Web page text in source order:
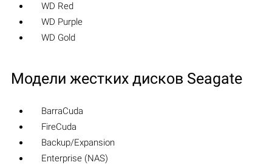
WD Red
WD Purple
WD Gold
Модели жестких дисков Seagate
BarraCuda
FireCuda
Backup/Expansion
Enterprise (NAS)